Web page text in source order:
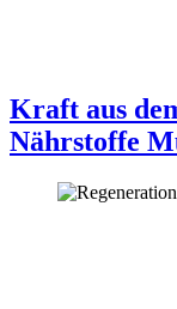
Kraft aus
Nährstoffe